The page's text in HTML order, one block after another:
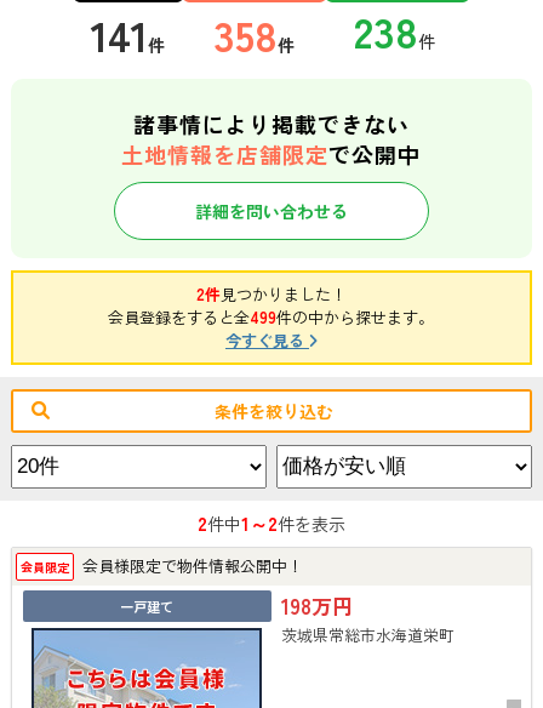
141件 358件
諸事情により掲載できない
土地情報を店舗限定で公開中
詳細を問い合わせる
2件見つかりました！
会員登録をすると全499件の中から探せます。
今すぐ見る
条件を絞り込む
2件中1～2件を表示
会員限定 会員様限定で物件情報公開中！
一戸建て 198万円
茨城県常総市水海道栄町